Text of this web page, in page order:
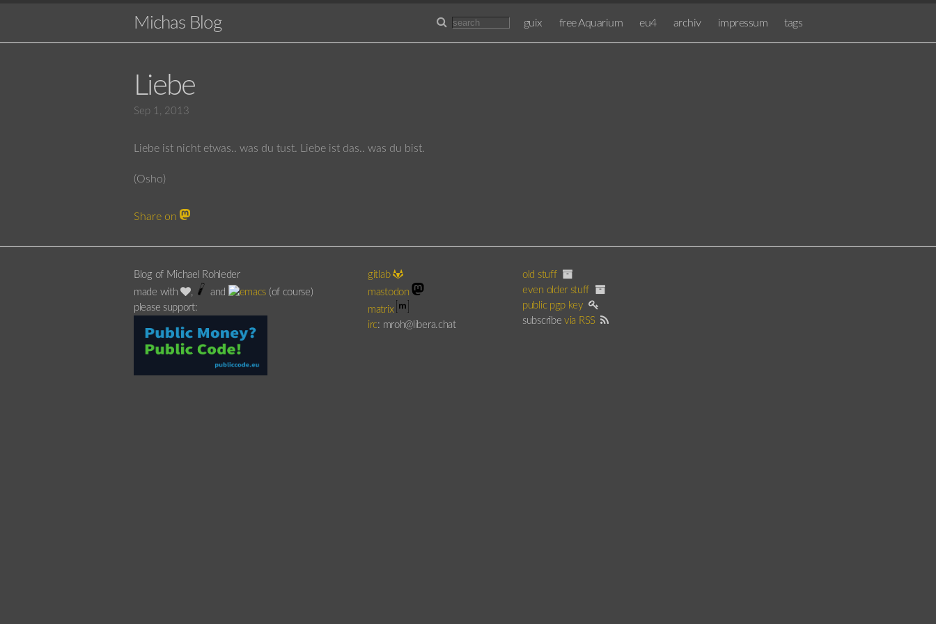
Michas Blog guix free Aquarium eu4 archiv impressum tags
Liebe
Sep 1, 2013
Liebe ist nicht etwas.. was du tust. Liebe ist das.. was du bist.
(Osho)
Share on
Blog of Michael Rohleder
made with
, and
(of course)
please support:
gitlab
mastodon
matrix
irc: mroh@libera.chat
old stuff
even older stuff
public pgp key
subscribevia RSS